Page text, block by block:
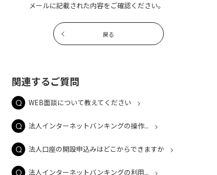
メールに記載された内容をご確認ください。
戻る
関連するご質問
WEB面談について教えてください
法人インターネットバンキングの操作...
法人口座の開設申込みはどこからできますか
法人インターネットバンキングの利用...